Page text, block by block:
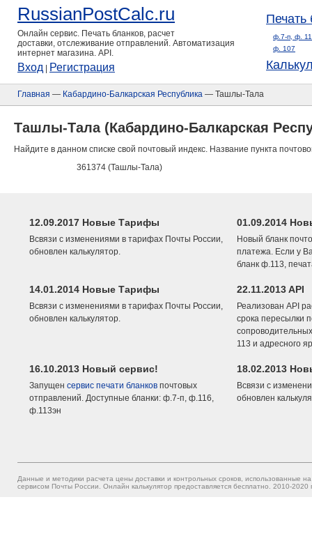
RussianPostCalc.ru
Онлайн сервис. Печать бланков, расчет
доставки, отслеживание отправлений. Автоматизация
интернет магазина. API.
Вход Регистрация
Печать
ф.7-п, ф.
ф. 107
Главная — Кабардино-Балкарская Республика — Ташлы-Тала
Ташлы-Тала (Кабардино-Балкарская
Найдите в данном списке свой почтовый индекс. Название пункта
361374 (Ташлы-Тала)
12.09.2017 Новые Тарифы
Всвязи с изменениями в тарифах Почты России,
обновлен калькулятор.
01.09.2014
Новый бланк
платежа. Если у
бланк ф.113,
14.01.2014 Новые Тарифы
Всвязи с изменениями в тарифах Почты России,
обновлен калькулятор.
22.11.2013 API
Реализован API
срока пересылки
113 и адресного
16.10.2013 Новый сервис!
Запущен сервис печати бланков почтовых
отправлений. Доступные бланки: ф.7-п, ф.116,
ф.113эн
18.02.2013
Всвязи с
обновлен
Данные и методики расчета цены доставки и контрольных сроков, использованные
сервисом Почты России. Онлайн калькулятор предоставляется бесплатно. 2010-2020